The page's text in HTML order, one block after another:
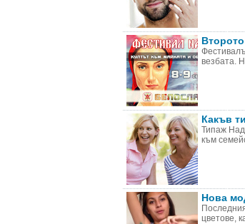
везбата.
Какъв
Типаж
към
Нова
цветове,